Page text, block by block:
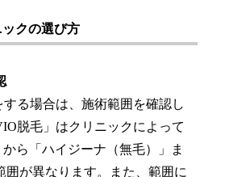
クの選び方
る場合は、施術範囲を確認し
脱毛」はクリニックによって
から「ハイジーナ（無毛）」ま
囲が異なります。また、範囲に